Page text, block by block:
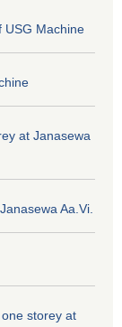
USG Machine
at Janasewa
Aa.Vi.
storey at